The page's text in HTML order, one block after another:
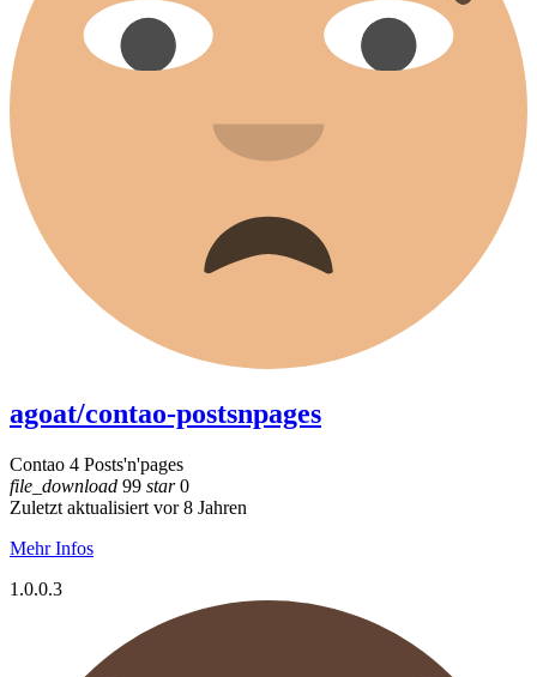
agoat/contao-postsnpages
Contao 4 Posts'n'pages
file_download 99 star0
Zuletzt aktualisiert vor 8 Jahren
Mehr Infos
1.0.0.3